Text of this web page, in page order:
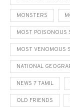
MONSTERS
MOST POISONOUS
MOST VENOMOUS
NATIONAL
NEWS 7 TAMIL
OLD FRIENDS